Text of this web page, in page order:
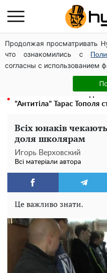
Продолжая просматривать
что ознакомились с
согласны с использованием
Чи може Поштова площа
входу до історичного
Гола Олена Тополя у
щелепи: злив відео –
"Антитіла" Тарас Тополя
Всіх юнаків
доля школярам
Игорь Верховский
Всі матеріали автора
Це важливо знати.